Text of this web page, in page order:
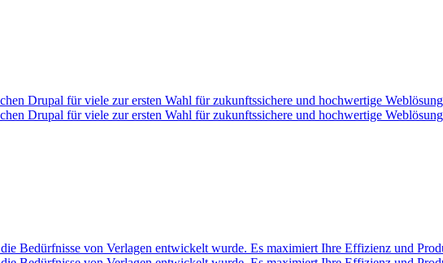
Drupal für viele zur ersten Wahl für zukunftssichere und hochwertige
Drupal für viele zur ersten Wahl für zukunftssichere und hochwertige
Bedürfnisse von Verlagen entwickelt wurde. Es maximiert Ihre Effizienz und